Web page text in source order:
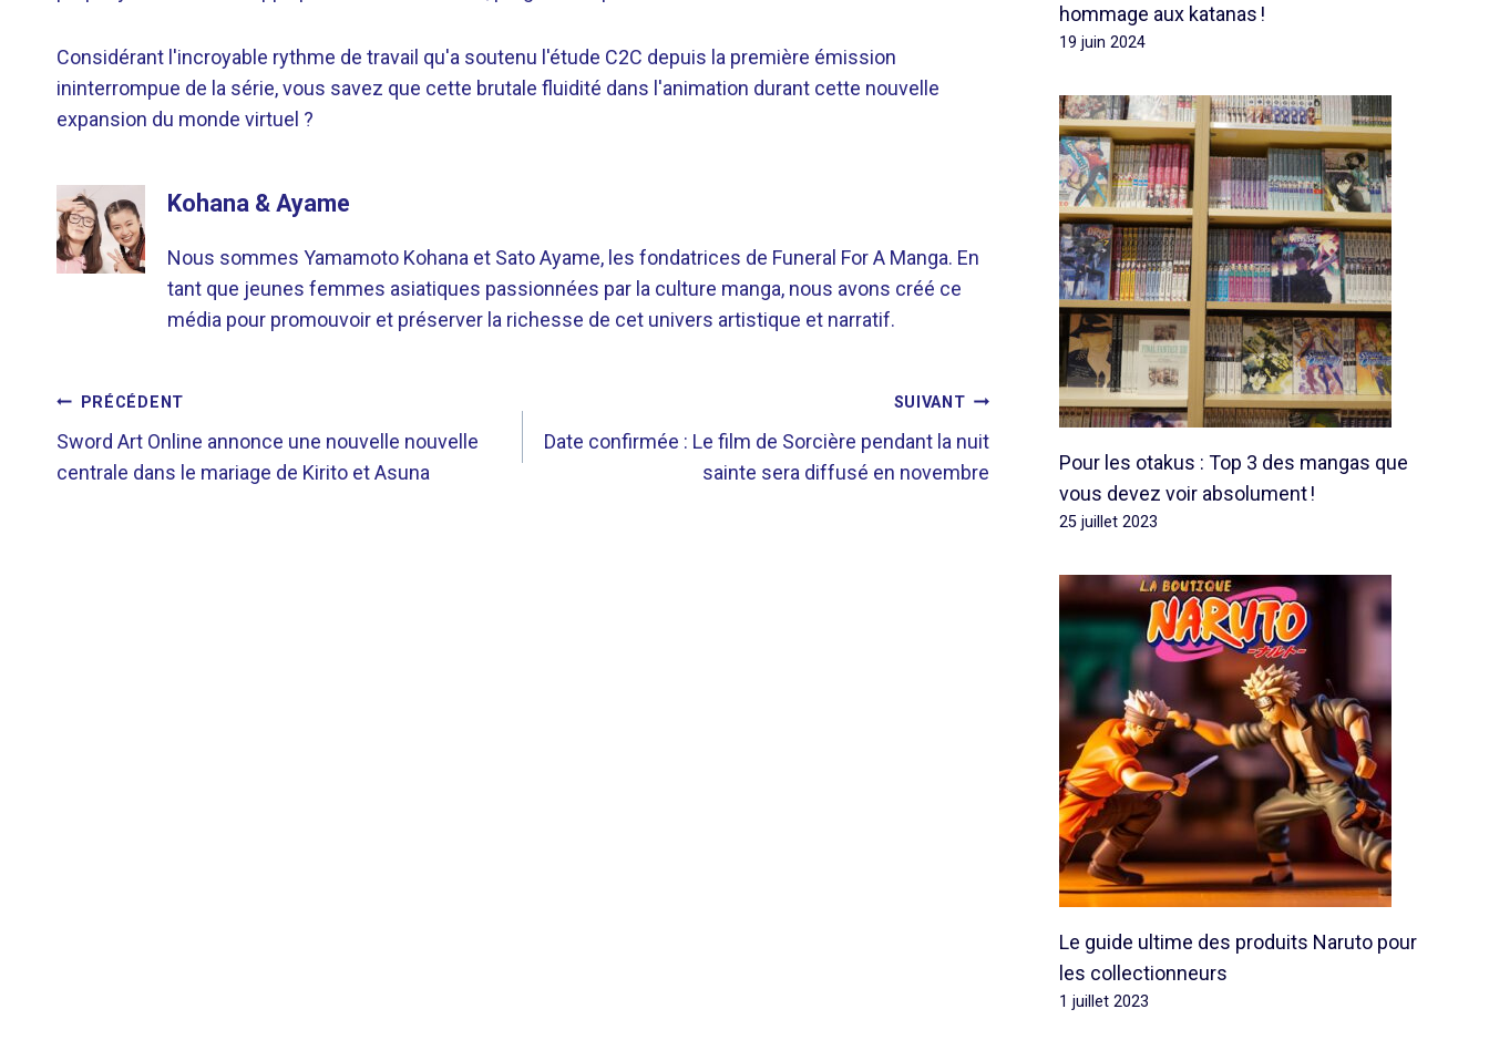
Considérant l'incroyable rythme de travail qu'a soutenu l'étude C2C depuis la première émission
ininterrompue de la série, vous savez que cette brutale fluidité dans l'animation durant cette nouvelle
expansion du monde virtuel ?
Kohana & Ayame
Nous sommes Yamamoto Kohana et Sato Ayame, les fondatrices de Funeral For A Manga. En
tant que jeunes femmes asiatiques passionnées par la culture manga, nous avons créé ce
média pour promouvoir et préserver la richesse de cet univers artistique et narratif.
NAVIGATION
DE
PRÉCÉDENT
Sword Art Online annonce une nouvelle nouvelle
centrale dans le mariage de Kirito et Asuna
SUIVANT
Date confirmée : Le film de Sorcière pendant la nuit
sainte sera diffusé en novembre
hommage aux katanas !
19 juin 2024
Pour les otakus : Top 3 des mangas que
vous devez voir absolument !
25 juillet 2023
Le guide ultime des produits Naruto pour
les collectionneurs
1 juillet 2023